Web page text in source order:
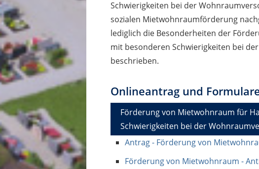
Schwierigkeiten bei der
sozialen Mietwohnraumförderung
lediglich die Besonderheiten der
mit besonderen Schwierigkeiten bei
beschrieben.
Onlineantrag und
Förderung von Mietwohnraum für
Schwierigkeiten bei der
Antrag - Förderung von
Förderung von Mietwohnraum -